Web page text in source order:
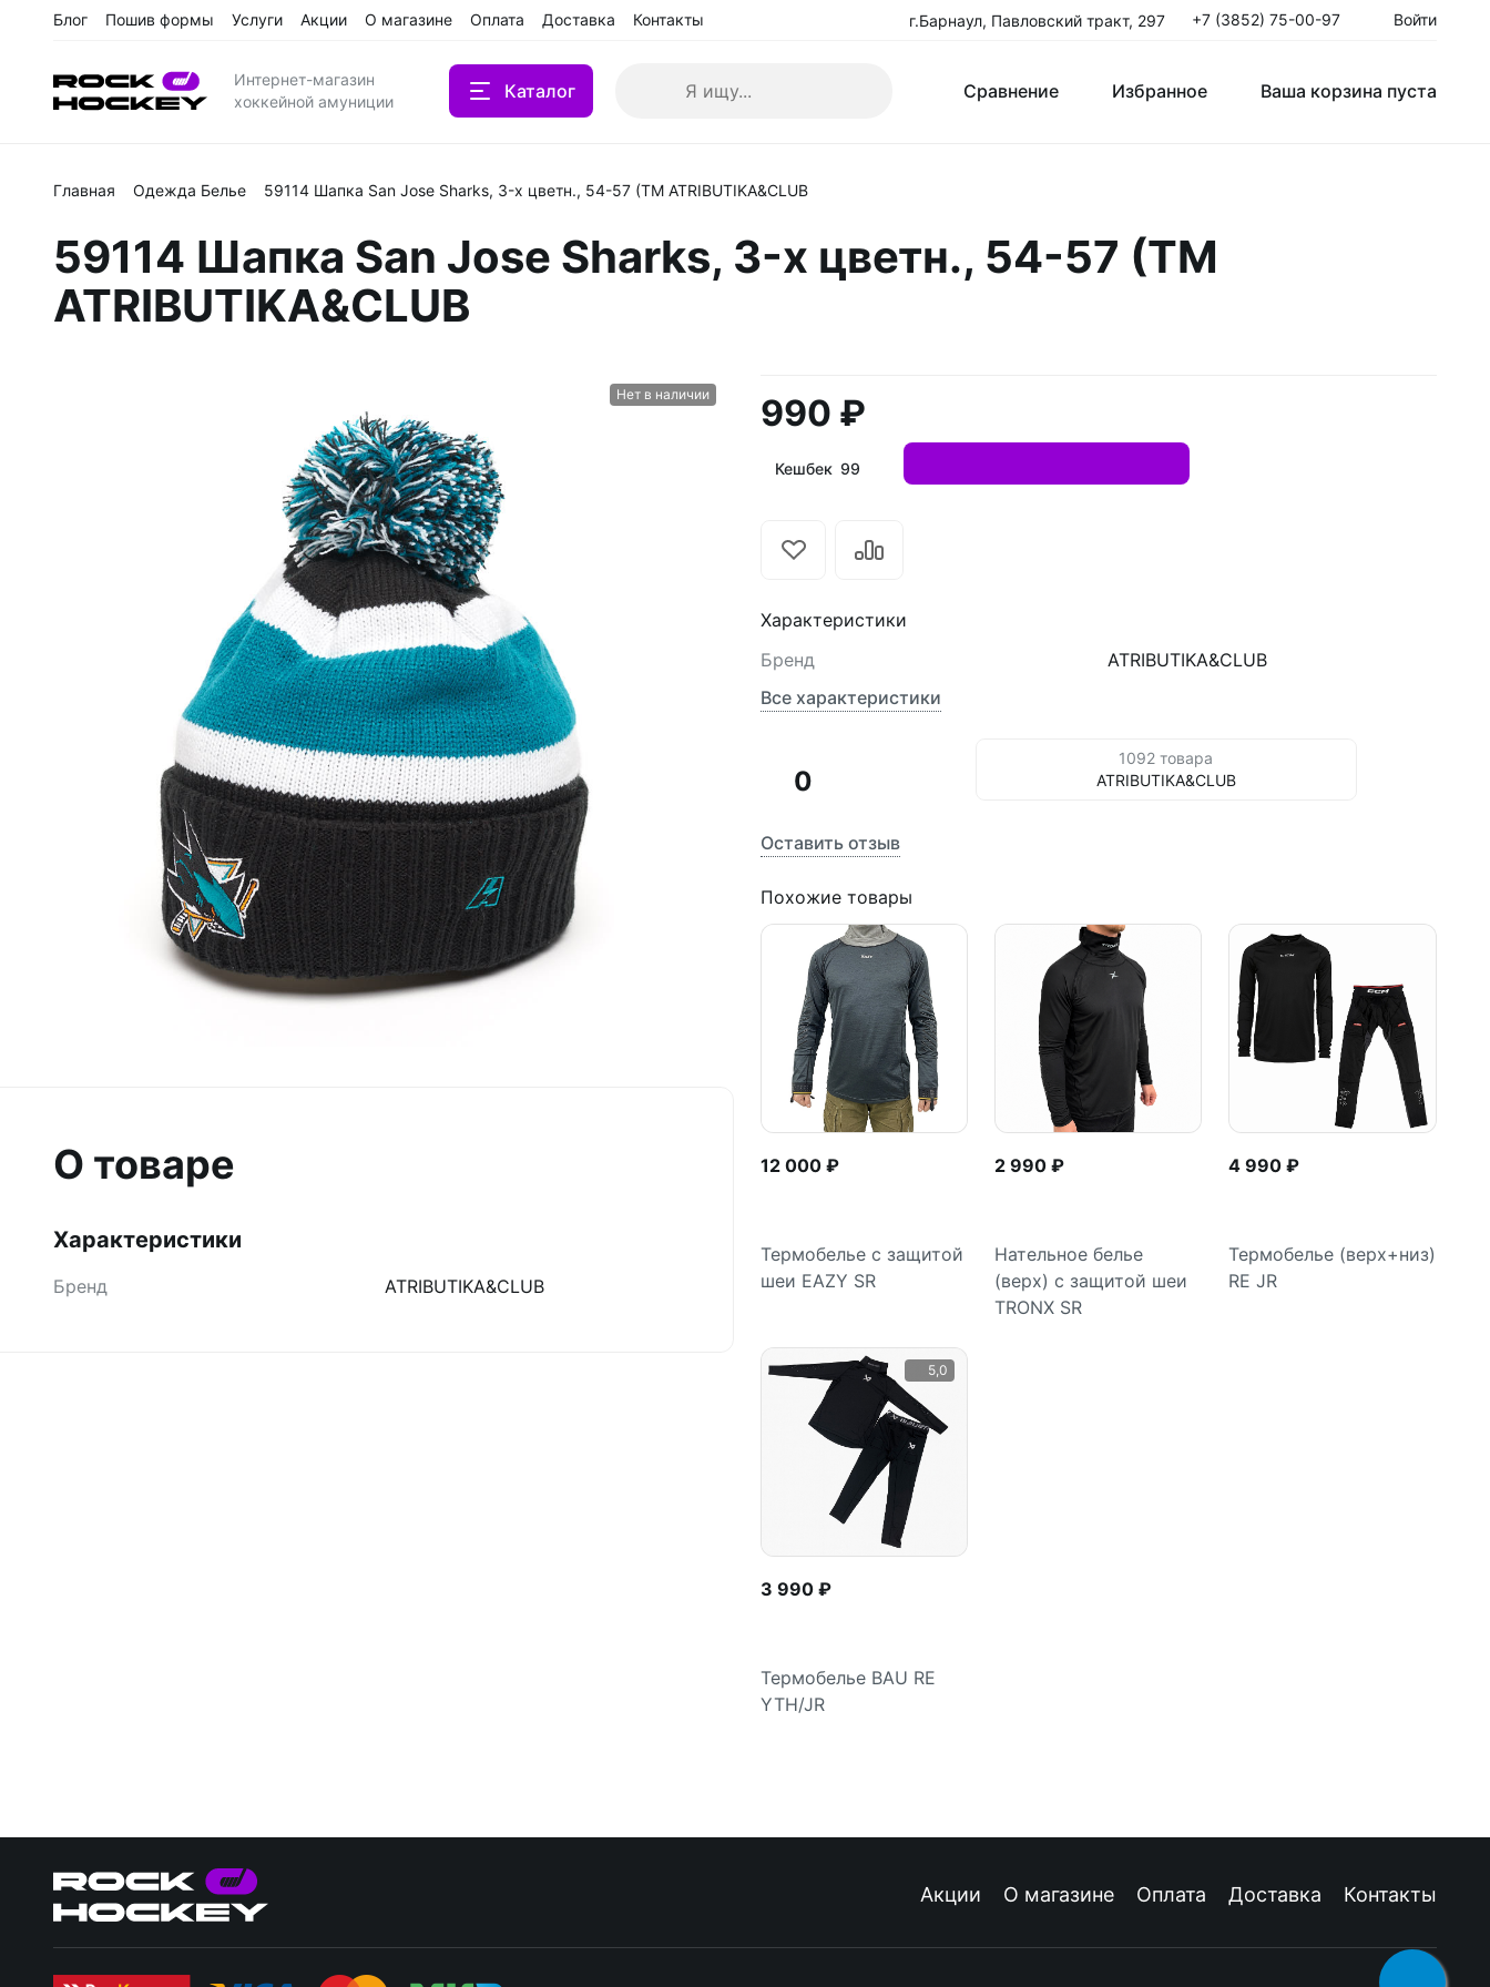
Блог Пошив формы Услуги Акции О магазине Оплата Доставка Контакты г.Барнаул, Павловский тракт, 297 +7 (3852) 75-00-97 Войти
Интернет-магазин
хоккейной амуниции
Каталог Сравнение Избранное Ваша корзина пуста
Вратарские клюшки
Клюшки БУ
Клюшки взрослые (SR)
Клюшки детские YTH
Клюшки переходные INT Крюки
Главная Одежда Белье 59114 Шапка San Jose Sharks, 3-х цветн., 54-57 (ТМ ATRIBUTIKA&CLUB
59114 Шапка San Jose Sharks, 3-х цветн., 54-57 (ТМ
ATRIBUTIKA&CLUB
Нет в наличии 990 ₽
Кешбек 99
Характеристики
Бренд
ATRIBUTIKA&CLUB
Все характеристики
0
Оставить отзыв
1092 товара
ATRIBUTIKA&CLUB
Похожие товары
12 000 ₽
Термобелье с защитой
шеи EAZY SR
Подробнее
2 990 ₽
Нательное белье
(верх) с защитой шеи
TRONX SR
4 990 ₽
Термобелье (верх+низ)
RE JR
5,0
3 990 ₽
Термобелье BAU RE
YTH/JR
О товаре
Характеристики
Бренд ATRIBUTIKA&CLUB
Акции О магазине Оплата Доставка Контакты